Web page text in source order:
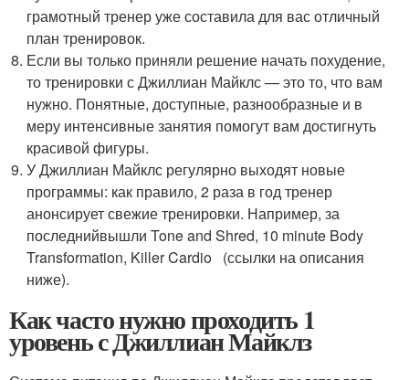
грамотный тренер уже составила для вас отличный
план тренировок.
Если вы только приняли решение начать похудение,
то тренировки с Джиллиан Майклс — это то, что вам
нужно. Понятные, доступные, разнообразные и в
меру интенсивные занятия помогут вам достигнуть
красивой фигуры.
У Джиллиан Майклс регулярно выходят новые
программы: как правило, 2 раза в год тренер
анонсирует свежие тренировки. Например, за
последнийвышли Tone and Shred, 10 minute Body
Transformation, Killer Cardio (ссылки на описания
ниже).
Как часто нужно проходить 1
уровень с Джиллиан Майклз